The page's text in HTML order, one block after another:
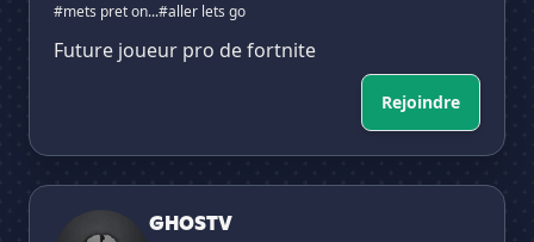
#mets pret on...#aller lets go
Future joueur pro de fortnite
Rejoindre
GHOSTV
GHOSTV